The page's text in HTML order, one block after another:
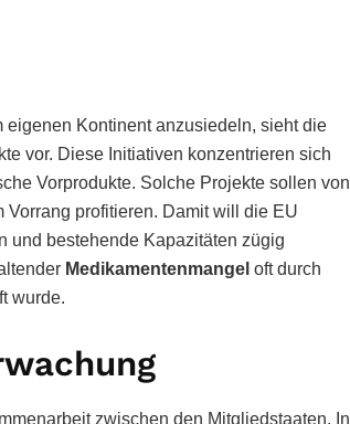
eigenen Kontinent anzusiedeln, sieht die
vor. Diese Initiativen konzentrieren sich
Vorprodukte. Solche Projekte sollen von
profitieren. Damit will die EU
und bestehende Kapazitäten zügig
Medikamentenmangel oft durch
wurde.
zwischen den Mitgliedstaaten. In